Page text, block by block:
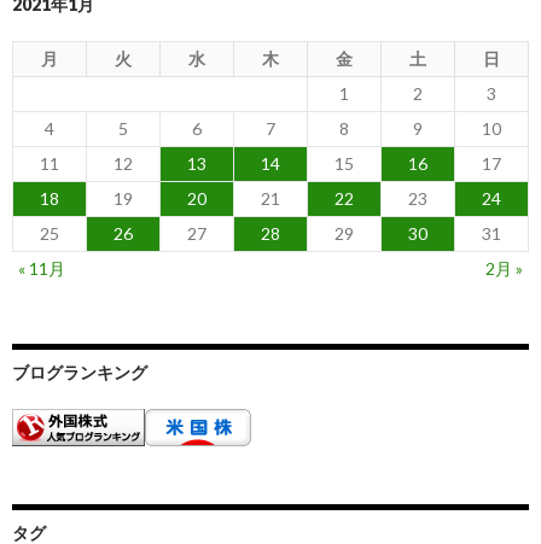
2021年1月
月 火 水 木 金 土
日
1
2
3
4
5 6 7 8 9
10
11
12 13 14 15 16
17
18
19 20 21 22 23
24
25
26 27 28 29 30
31
« 11月
2月 »
ブログランキング
タグ